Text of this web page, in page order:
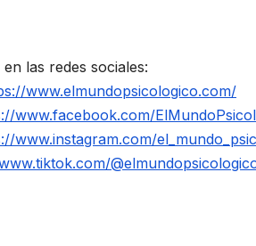
las redes sociales:
www.elmundopsicologico.com/
www.facebook.com/
www.instagram.com/